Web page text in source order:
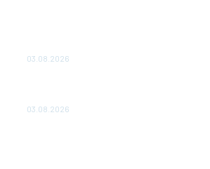
03.08.2026
03.08.2026